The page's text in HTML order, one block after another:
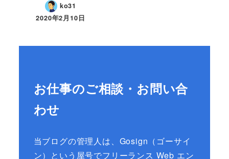
ko31
2020年2月10日
お仕事のご相談・お問い合
わせ
当ブログの管理人は、Gosign（ゴーサイ
ン）という屋号でフリーランス Web エン